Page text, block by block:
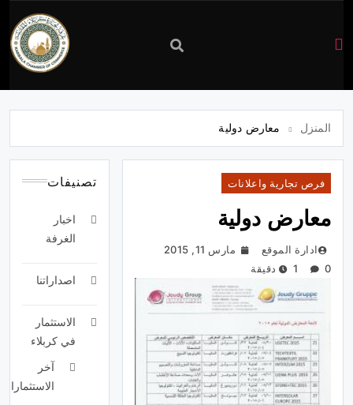
غرفة
كربلاء
المنزل معارض دولية
فرص تجارية واعلانات
معارض دولية
ادارة الموقع
مارس 11, 2015
0
1 دقيقة
تصنيفات
اخبار
الغرفة
اصداراتنا
الاستثمار
في كربلاء
آخر
الاستثمارات